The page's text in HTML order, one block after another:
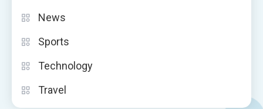
News
Sports
Technology
Travel